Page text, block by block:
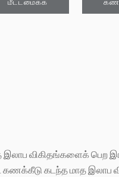
இலாப விகிதங்களைக் பெற
கடந்த மாத இலாப